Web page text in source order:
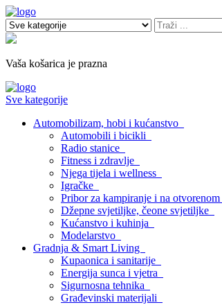
Vaša košarica je prazna
Sve kategorije
Automobilizam, hobi i kućanstvo
Automobili i bicikli
Radio stanice
Fitness i zdravlje
Njega tijela i wellness
Igračke
Pribor za kampiranje i na otvorenom
Džepne svjetiljke, čeone svjetiljke
Kućanstvo i kuhinja
Modelarstvo
Gradnja & Smart Living
Kupaonica i sanitarije
Energija sunca i vjetra
Sigurnosna tehnika
Građevinski materijali